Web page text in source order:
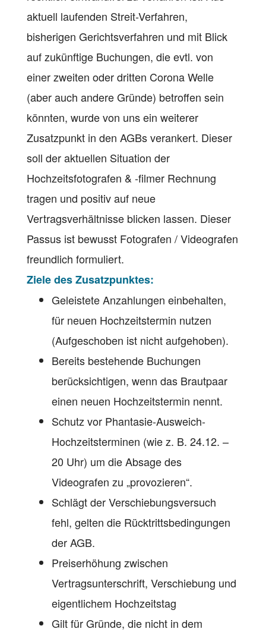
aktuell laufenden Streit-Verfahren,
bisherigen Gerichtsverfahren und mit Blick
auf zukünftige Buchungen, die evtl. von
einer zweiten oder dritten Corona Welle
(aber auch andere Gründe) betroffen sein
könnten, wurde von uns ein weiterer
Zusatzpunkt in den AGBs verankert. Dieser
soll der aktuellen Situation der
Hochzeitsfotografen & -filmer Rechnung
tragen und positiv auf neue
Vertragsverhältnisse blicken lassen. Dieser
Passus ist bewusst Fotografen / Videografen
freundlich formuliert.
Ziele des Zusatzpunktes:
Geleistete Anzahlungen einbehalten,
für neuen Hochzeitstermin nutzen
(Aufgeschoben ist nicht aufgehoben).
Bereits bestehende Buchungen
berücksichtigen, wenn das Brautpaar
einen neuen Hochzeitstermin nennt.
Schutz vor Phantasie-Ausweich-
Hochzeitsterminen (wie z. B. 24.12. –
20 Uhr) um die Absage des
Videografen zu „provozieren“.
Schlägt der Verschiebungsversuch
fehl, gelten die Rücktrittsbedingungen
der AGB.
Preiserhöhung zwischen
Vertragsunterschrift, Verschiebung und
eigentlichem Hochzeitstag
Gilt für Gründe, die nicht in dem